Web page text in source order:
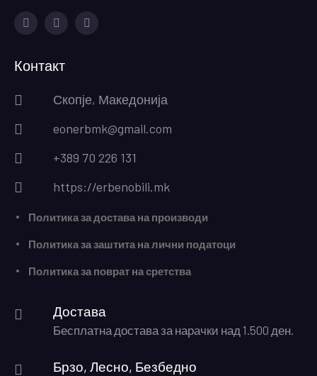
Контакт
Скопје, Македонија
eonerbmk@gmail.com
+389 70 226 131
https://erbenobili.mk
Политика за достава на производи
Политика за заштита на лични податоци
Политика за поврат на сретства
Достава
Бесплатна достава за нарачки над 1.500 ден.
Брзо, Лесно, Безбедно